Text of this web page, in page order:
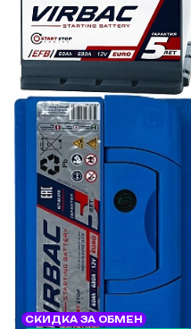
СКИДКА ЗА ОБМЕН